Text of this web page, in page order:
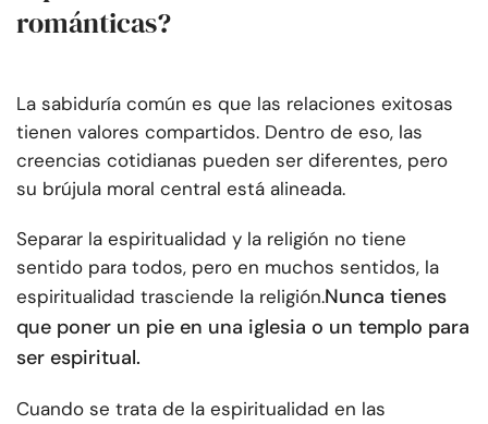
románticas?
La sabiduría común es que las relaciones exitosas
tienen valores compartidos. Dentro de eso, las
creencias cotidianas pueden ser diferentes, pero
su brújula moral central está alineada.
Separar la espiritualidad y la religión no tiene
sentido para todos, pero en muchos sentidos, la
espiritualidad trasciende la religión.Nunca tienes
que poner un pie en una iglesia o un templo para
ser espiritual.
Cuando se trata de la espiritualidad en las